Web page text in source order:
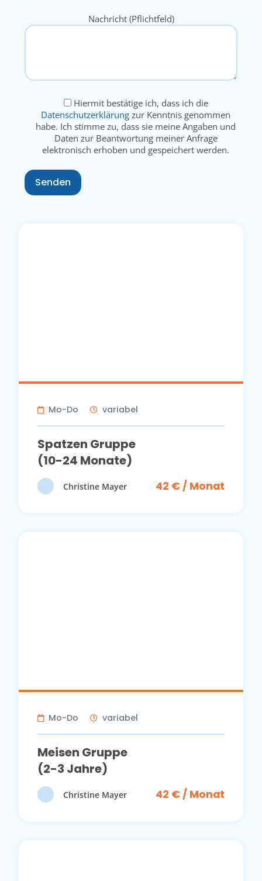
Nachricht (Pflichtfeld)
Hiermit bestätige ich, dass ich die
Datenschutzerklärung zur Kenntnis genommen
habe. Ich stimme zu, dass sie meine Angaben und
Daten zur Beantwortung meiner Anfrage
elektronisch erhoben und gespeichert werden.
Mo-Do variabel
Spatzen Gruppe
(10-24 Monate)
Christine Mayer 42 € / Monat
Mo-Do variabel
Meisen Gruppe
(2-3 Jahre)
Christine Mayer 42 € / Monat